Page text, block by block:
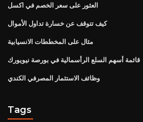
العثور على سعر الخصم في اكسل
كيف تتوقف عن خسارة تداول الأموال
مثال على المخططات الانسيابية
قائمة أسهم السلع الرأسمالية في بورصة نيويورك
وظائف الاستثمار المصرفي الكندي
Tags